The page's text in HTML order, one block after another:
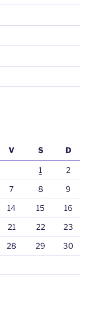
V S D
1 2
7 8 9
14 15 16
21 22 23
28 29 30